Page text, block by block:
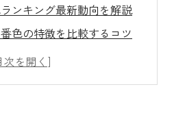
ンキング最新動向を解説
色の特徴を比較するコツ
注目されるおすすめカラー